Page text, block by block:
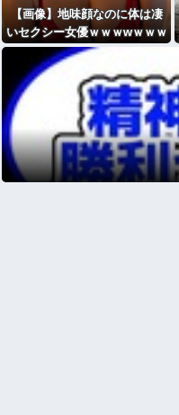
【画像】地味顔なのに体は凄
いセクシー女優ｗｗｗwｗｗｗ
ｗｗｗｗｗ